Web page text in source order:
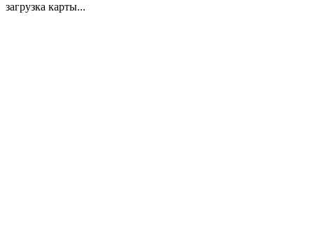
загрузка карты...